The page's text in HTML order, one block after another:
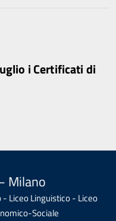
i Certificati di
Milano
- Liceo Linguistico - Liceo
Sociale